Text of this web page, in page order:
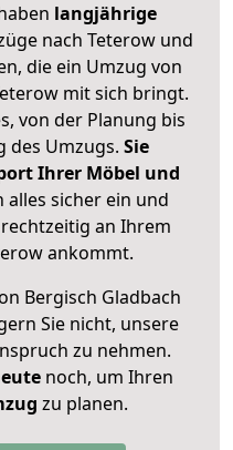
langjährige
nach Teterow und
die ein Umzug von
mit sich bringt.
von der Planung bis
des Umzugs. Sie
Ihrer Möbel und
alles sicher ein und
an Ihrem
ankommt.
Bergisch Gladbach
Sie nicht, unsere
zu nehmen.
noch, um Ihren
zu planen.